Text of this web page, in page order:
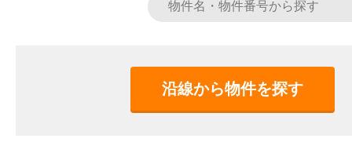
沿線から物件を探す